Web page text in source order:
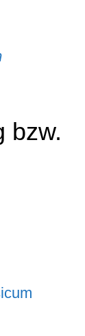
bzw.